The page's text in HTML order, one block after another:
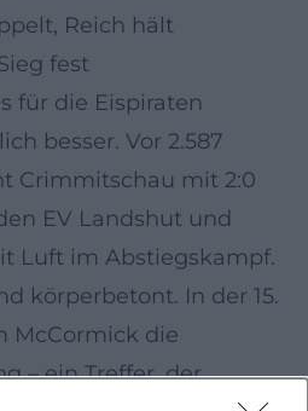
Reich hält
fest
für die Eispiraten
besser. Vor 2.587
Crimmitschau mit 2:0
EV Landshut und
Luft im Abstiegskampf.
körperbetont. In der 15.
McCormick die
– ein Treffer, der